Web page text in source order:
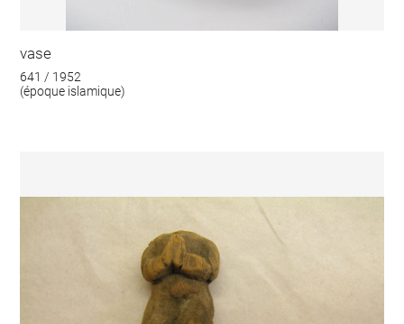
vase
641 / 1952
(époque islamique)